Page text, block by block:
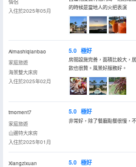
情侶
入住於2025年05月
的時候是當地人的火把表演
Aimashiqianbao
家庭旅遊
海景雙大床房
入住於2025年02月
5.0 極好
房間設施完善，面積比較大，
飲也很贊。風景好服務好。
tmoment7
家庭旅遊
山邊特大床房
入住於2025年01月
5.0 極好
非常好，除了餐廳點餐很慢，
Xiangzixuan
5.0 極好